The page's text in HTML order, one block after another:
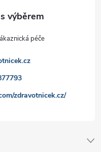
zdravotnicek.cz/